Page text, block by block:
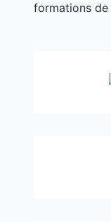
formations de